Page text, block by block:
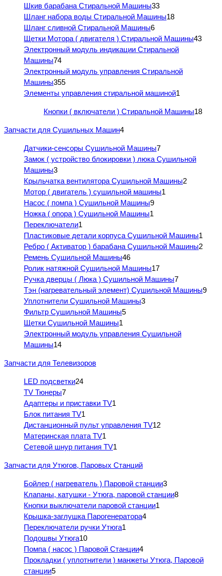
Шкив барабана Стиральной Машины33
Шланг набора воды Стиральной Машины18
Шланг сливной Стиральной Машины6
Щетки Мотора ( двигателя ) Стиральной Машины43
Электронный модуль индикации Стиральной
Машины74
Электронный модуль управления Стиральной
Машины355
Элементы управления стиральной машиной1
Кнопки ( включатели ) Стиральной Машины18
Запчасти для Сушильных Машин4
Датчики-сенсоры Сушильной Машины7
Замок ( устройство блокировки ) люка Сушильной
Машины3
Крыльчатка вентилятора Сушильной Машины2
Мотор ( двигатель ) сушильной машины1
Насос ( помпа ) Сушильной Машины9
Ножка ( опора ) Сушильной Машины1
Переключатели1
Пластиковые детали корпуса Сушильной Машины1
Ребро ( Активатор ) барабана Сушильной Машины2
Ремень Сушильной Машины46
Ролик натяжной Сушильной Машины17
Ручка дверцы ( Люка ) Сушильной Машины7
Тэн (нагревательный элемент) Сушильной Машины9
Уплотнители Сушильной Машины3
Фильтр Сушильной Машины5
Щетки Сушильной Машины1
Электронный модуль управления Сушильной
Машины14
Запчасти для Телевизоров
LED подсветки24
TV Тюнеры7
Адаптеры и приставки TV1
Блок питания TV1
Дистанционный пульт управления TV12
Материнская плата TV1
Сетевой шнур питания TV1
Запчасти для Утюгов, Паровых Станций
Бойлер ( нагреватель ) Паровой станции3
Клапаны, катушки - Утюга, паровой станции8
Кнопки выключатели паровой станции1
Крышка-заглушка Парогенератора4
Переключатели ручки Утюга1
Подошвы Утюга10
Помпа ( насос ) Паровой Станции4
Прокладки ( уплотнители ) манжеты Утюга, Паровой
станции5